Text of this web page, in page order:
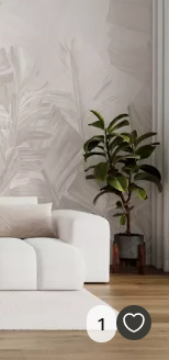
1